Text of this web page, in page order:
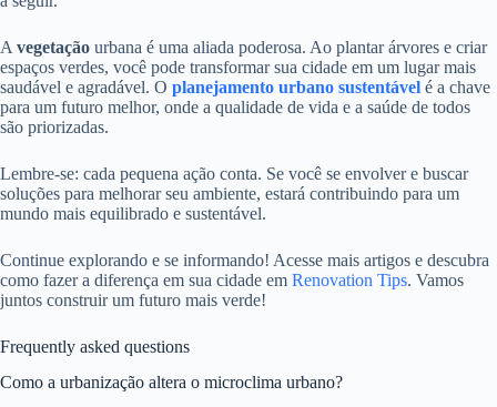
A vegetação urbana é uma aliada poderosa. Ao plantar árvores e criar
espaços verdes, você pode transformar sua cidade em um lugar mais
saudável e agradável. O planejamento urbano sustentável é a chave
para um futuro melhor, onde a qualidade de vida e a saúde de todos
são priorizadas.
Lembre-se: cada pequena ação conta. Se você se envolver e buscar
soluções para melhorar seu ambiente, estará contribuindo para um
mundo mais equilibrado e sustentável.
Continue explorando e se informando! Acesse mais artigos e descubra
como fazer a diferença em sua cidade em Renovation Tips. Vamos
juntos construir um futuro mais verde!
Frequently asked questions
Como a urbanização altera o microclima urbano?